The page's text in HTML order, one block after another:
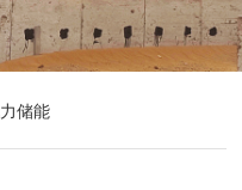
储能